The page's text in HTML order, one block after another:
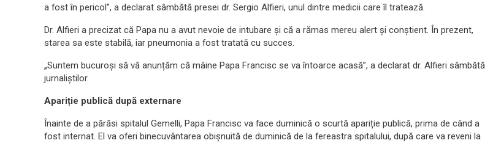
a fost în pericol”, a declarat sâmbătă presei dr. Sergio Alfieri, unul dintre medicii care îl tratează.
Dr. Alfieri a precizat că Papa nu a avut nevoie de intubare și că a rămas mereu alert și conștient. În prezent,
starea sa este stabilă, iar pneumonia a fost tratată cu succes.
„Suntem bucuroși să vă anunțăm că mâine Papa Francisc se va întoarce acasă”, a declarat dr. Alfieri sâmbătă
jurnaliștilor.
Apariție publică după externare
Înainte de a părăsi spitalul Gemelli, Papa Francisc va face duminică o scurtă apariție publică, prima de când a
fost internat. El va oferi binecuvântarea obișnuită de duminică de la fereastra spitalului, după care va reveni la